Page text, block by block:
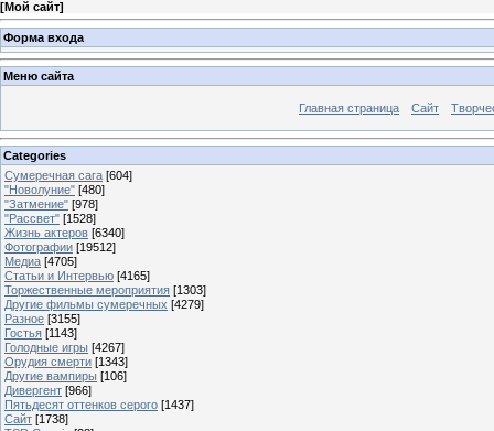
[Мой сайт]
Форма входа
Меню сайта
Главная страница Сайт
Categories
Сумеречная сага [604]
"Новолуние" [480]
"Затмение" [978]
"Рассвет" [1528]
Жизнь актеров [6340]
Фотографии [19512]
Медиа [4705]
Статьи и Интервью [4165]
Торжественные мероприятия [1303]
Другие фильмы сумеречных [4279]
Разное [3155]
Гостья [1143]
Голодные игры [4267]
Орудия смерти [1343]
Другие вампиры [106]
Дивергент [966]
Пятьдесят оттенков серого [1437]
Сайт [1738]